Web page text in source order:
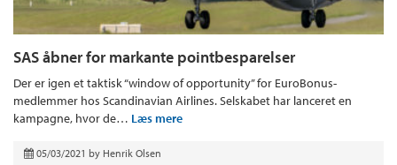
SAS åbner for markante pointbesparelser
Der er igen et taktisk “window of opportunity” for EuroBonus-
medlemmer hos Scandinavian Airlines. Selskabet har lanceret en
kampagne, hvor de… Læs mere
05/03/2021 by Henrik Olsen